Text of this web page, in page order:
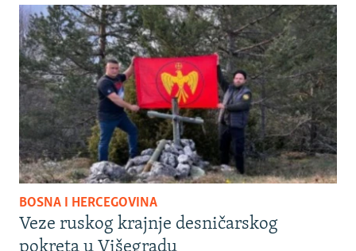
BOSNA I HERCEGOVINA
Veze ruskog krajnje desničarskog
pokreta u Višegradu